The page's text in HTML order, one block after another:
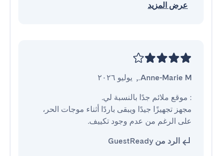
عرض المزيد
Anne-Marie M.
, يوليو ٢٠٢٦
على الرغم من عدم وجود تكييف.
الرد من GuestReady